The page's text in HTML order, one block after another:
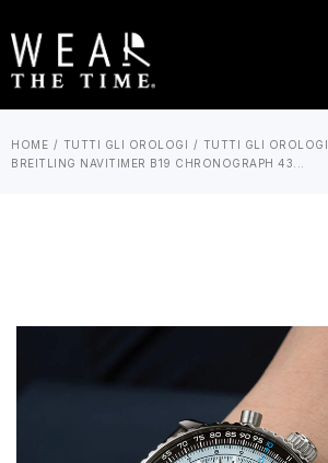
HOME TUTTI GLI OROLOGI TUTTI GLI OROLOGI
BREITLING NAVITIMER B19 CHRONOGRAPH 43...